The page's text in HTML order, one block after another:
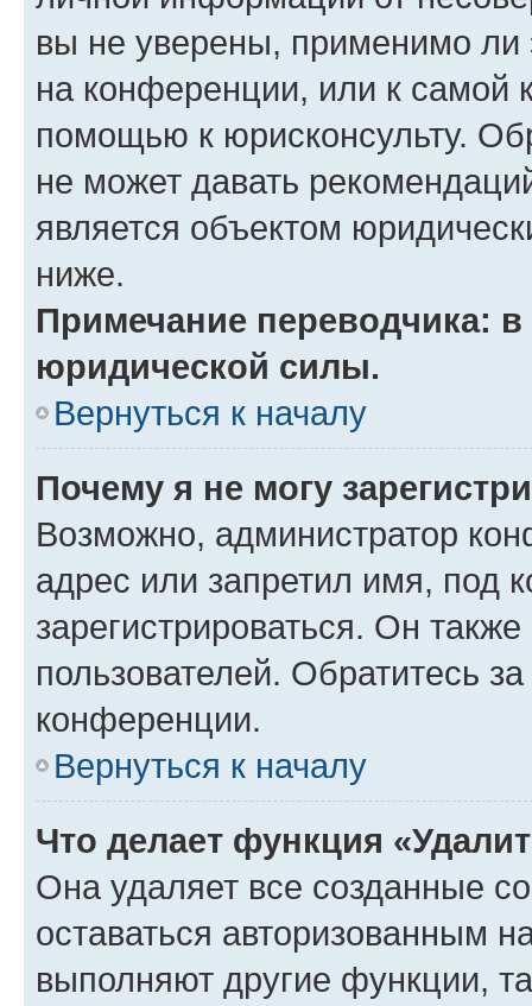
вы не уверены, применимо ли
на конференции, или к самой
помощью к юрисконсульту.
не может давать
является объектом
ниже.
Примечание переводчика:
юридической силы.
Вернуться к началу
Почему я не могу
Возможно, администратор
адрес или запретил имя, под
зарегистрироваться. Он
пользователей. Обратитесь
конференции.
Вернуться к началу
Что делает функция
Она удаляет все созданные
оставаться авторизованным
выполняют другие функции,